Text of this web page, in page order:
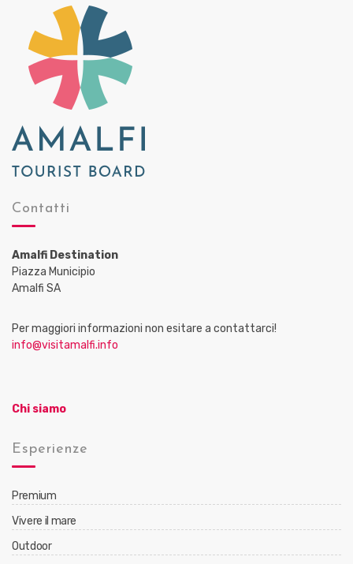
Contatti
Amalfi Destination
Piazza Municipio
Amalfi SA
Per maggiori informazioni non esitare a contattarci!
info@visitamalfi.info
Chi siamo
Esperienze
Premium
Vivere il mare
Outdoor